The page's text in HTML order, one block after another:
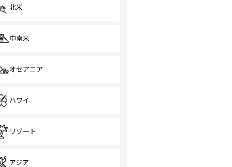
北米
中南米
オセアニア
ハワイ
リゾート
アジア